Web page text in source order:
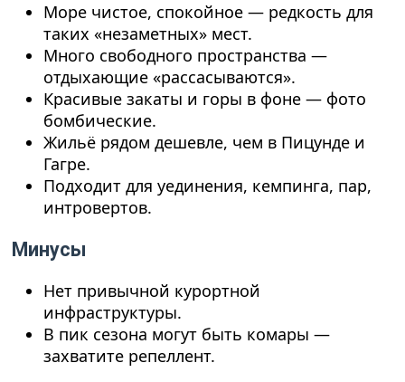
Море чистое, спокойное — редкость для
таких «незаметных» мест.
Много свободного пространства —
отдыхающие «рассасываются».
Красивые закаты и горы в фоне — фото
бомбические.
Жильё рядом дешевле, чем в Пицунде и
Гагре.
Подходит для уединения, кемпинга, пар,
интровертов.
Минусы
Нет привычной курортной
инфраструктуры.
В пик сезона могут быть комары —
захватите репеллент.